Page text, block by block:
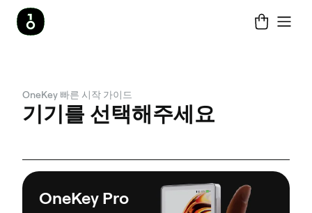
OneKey 빠른 시작 가이드
기기를 선택해주세요
OneKey Pro